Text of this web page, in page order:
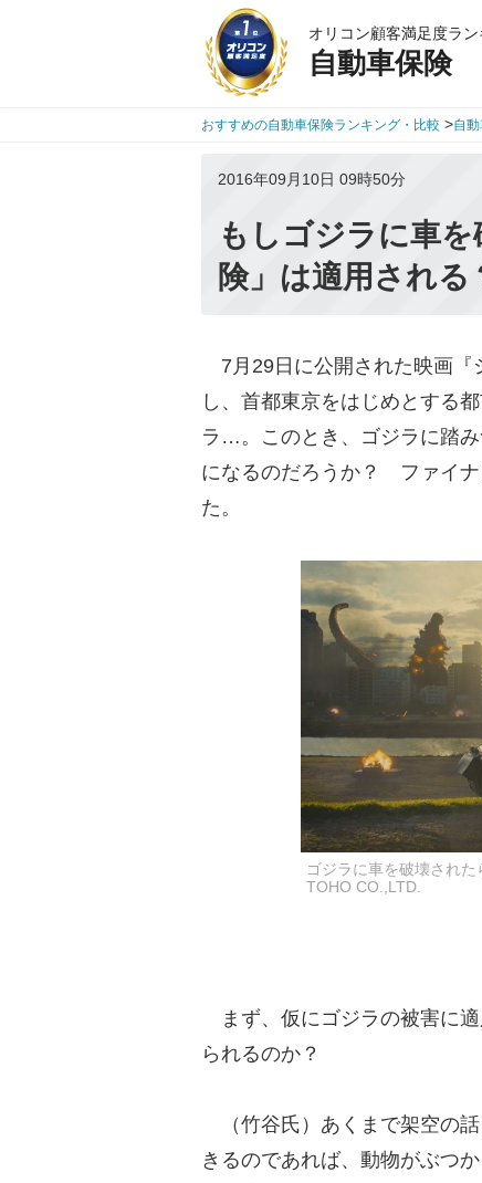
オリコン顧客満足度ラ
自動車保険
おすすめの自動車保険ランキング・比較 >自
2016年09月10日 09時50分
もしゴジラに車
険」は適用される
7月29日に公開された映画『
し、首都東京をはじめとする
ラ…。このとき、ゴジラに踏
になるのだろうか？ ファイナ
た。
ゴジラに車を破壊され
TOHO CO.,LTD.
まず、仮にゴジラの被害に適
られるのか？
（竹谷氏）あくまで架空の
きるのであれば、動物がぶつ